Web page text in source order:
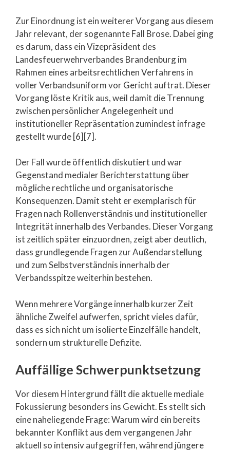
Zur Einordnung ist ein weiterer Vorgang aus diesem
Jahr relevant, der sogenannte Fall Brose. Dabei ging
es darum, dass ein Vizepräsident des
Landesfeuerwehrverbandes Brandenburg im
Rahmen eines arbeitsrechtlichen Verfahrens in
voller Verbandsuniform vor Gericht auftrat. Dieser
Vorgang löste Kritik aus, weil damit die Trennung
zwischen persönlicher Angelegenheit und
institutioneller Repräsentation zumindest infrage
gestellt wurde [6][7].
Der Fall wurde öffentlich diskutiert und war
Gegenstand medialer Berichterstattung über
mögliche rechtliche und organisatorische
Konsequenzen. Damit steht er exemplarisch für
Fragen nach Rollenverständnis und institutioneller
Integrität innerhalb des Verbandes. Dieser Vorgang
ist zeitlich später einzuordnen, zeigt aber deutlich,
dass grundlegende Fragen zur Außendarstellung
und zum Selbstverständnis innerhalb der
Verbandsspitze weiterhin bestehen.
Wenn mehrere Vorgänge innerhalb kurzer Zeit
ähnliche Zweifel aufwerfen, spricht vieles dafür,
dass es sich nicht um isolierte Einzelfälle handelt,
sondern um strukturelle Defizite.
Auffällige Schwerpunktsetzung
Vor diesem Hintergrund fällt die aktuelle mediale
Fokussierung besonders ins Gewicht. Es stellt sich
eine naheliegende Frage: Warum wird ein bereits
bekannter Konflikt aus dem vergangenen Jahr
aktuell so intensiv aufgegriffen, während jüngere